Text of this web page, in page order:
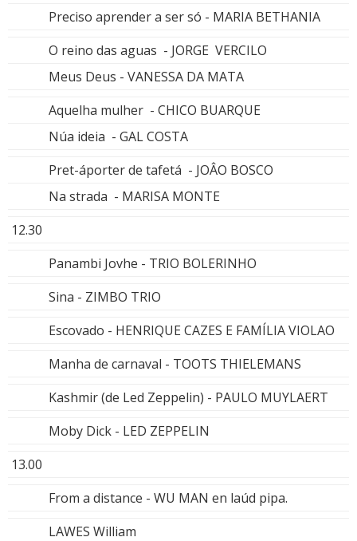
Preciso aprender a ser só - MARIA BETHANIA
O reino das aguas - JORGE VERCILO
Meus Deus - VANESSA DA MATA
Aquelha mulher - CHICO BUARQUE
Núa ideia - GAL COSTA
Pret-áporter de tafetá - JOÂO BOSCO
Na strada - MARISA MONTE
12.30
Panambi Jovhe - TRIO BOLERINHO
Sina - ZIMBO TRIO
Escovado - HENRIQUE CAZES E FAMÍLIA VIOLAO
Manha de carnaval - TOOTS THIELEMANS
Kashmir (de Led Zeppelin) - PAULO MUYLAERT
Moby Dick - LED ZEPPELIN
13.00
From a distance - WU MAN en laúd pipa.
LAWES William